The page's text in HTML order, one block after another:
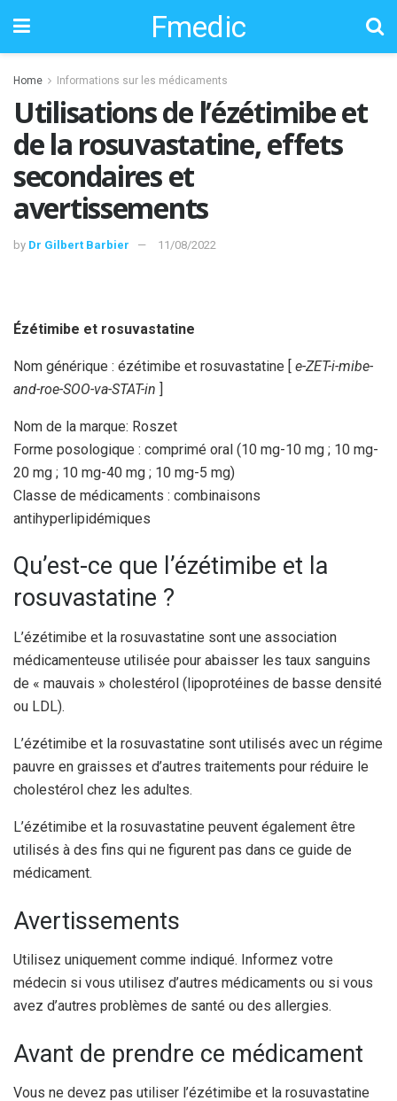
Fmedic
Home Informations sur les médicaments
Utilisations de l’ézétimibe et
de la rosuvastatine, effets
secondaires et
avertissements
by Dr Gilbert Barbier 11/08/2022
Ézétimibe et rosuvastatine
Nom générique : ézétimibe et rosuvastatine [ e-ZET-i-mibe-
and-roe-SOO-va-STAT-in ]
Nom de la marque: Roszet
Forme posologique : comprimé oral (10 mg-10 mg ; 10 mg-
20 mg ; 10 mg-40 mg ; 10 mg-5 mg)
Classe de médicaments : combinaisons
antihyperlipidémiques
Qu’est-ce que l’ézétimibe et la
rosuvastatine ?
L’ézétimibe et la rosuvastatine sont une association
médicamenteuse utilisée pour abaisser les taux sanguins
de « mauvais » cholestérol (lipoprotéines de basse densité
ou LDL).
L’ézétimibe et la rosuvastatine sont utilisés avec un régime
pauvre en graisses et d’autres traitements pour réduire le
cholestérol chez les adultes.
L’ézétimibe et la rosuvastatine peuvent également être
utilisés à des fins qui ne figurent pas dans ce guide de
médicament.
Avertissements
Utilisez uniquement comme indiqué. Informez votre
médecin si vous utilisez d’autres médicaments ou si vous
avez d’autres problèmes de santé ou des allergies.
Avant de prendre ce médicament
Vous ne devez pas utiliser l’ézétimibe et la rosuvastatine